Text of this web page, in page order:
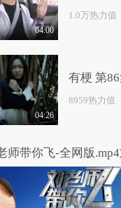
04:00
1.0万热力值
04:26
有梗 第
8959热力值